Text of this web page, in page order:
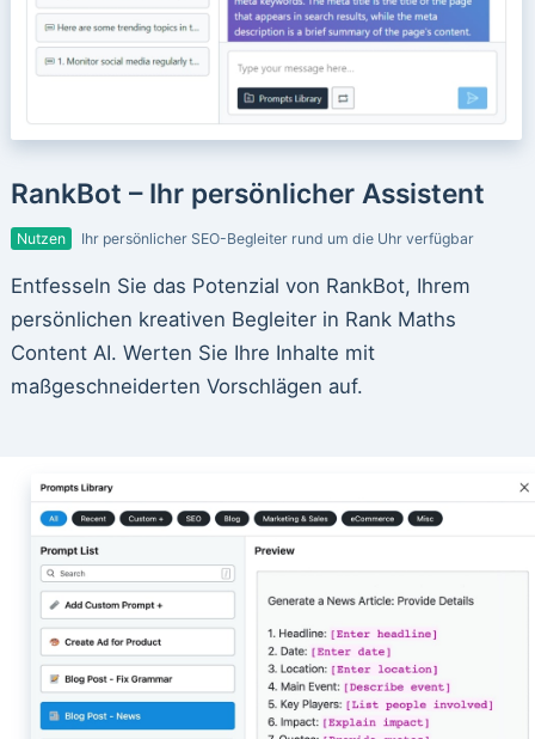
RankBot – Ihr persönlicher Assistent
Nutzen Ihr persönlicher SEO-Begleiter rund um die Uhr verfügbar
Entfesseln Sie das Potenzial von RankBot, Ihrem
persönlichen kreativen Begleiter in Rank Maths
Content AI. Werten Sie Ihre Inhalte mit
maßgeschneiderten Vorschlägen auf.